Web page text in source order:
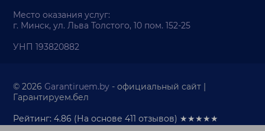
Место оказания услуг:
г. Минск, ул. Льва Толстого, 10 пом. 152-25
УНП 193820882
© 2026Garantiruem.by - официальный сайт |
Гарантируем.бел
Рейтинг: 4.86 (На основе411 отзывов) ★★★★★